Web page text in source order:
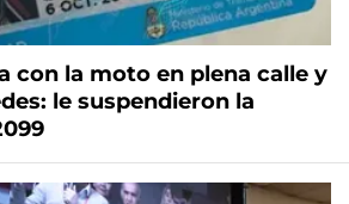
con la moto en plena calle y
le suspendieron la